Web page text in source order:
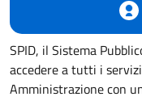
SPID, il Sistema
accedere a tutti i
Amministrazione con